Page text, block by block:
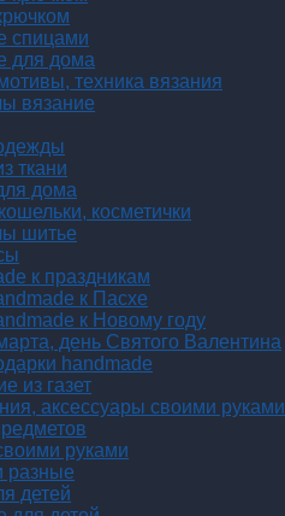
спицами
для дома
техника вязания
вязание
ткани
дома
косметички
шитье
к праздникам
к Пасхе
к Новому году
день Святого Валентина
handmade
из газет
аксессуары своими руками
руками
разные
детей